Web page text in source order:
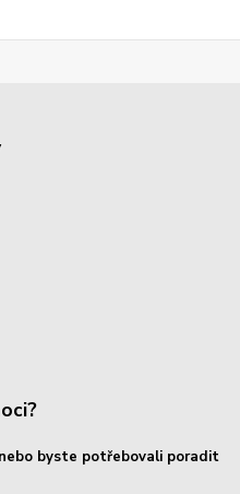
byste potřebovali poradit